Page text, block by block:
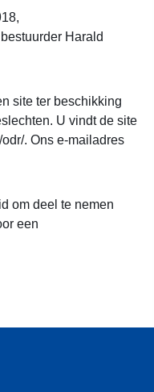
Harald
site ter beschikking
U vindt de site
. Ons e-mailadres
om deel te nemen
een